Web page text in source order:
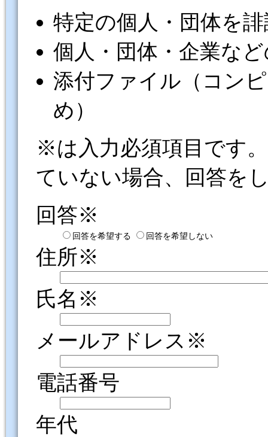
特定の個人・団体を
個人・団体・企業な
添付ファイル（コン
め）
※は入力必須項目です
ていない場合、回答を
回答※
回答を希望する 回答を希望しない
住所※
氏名※
メールアドレス※
電話番号
年代